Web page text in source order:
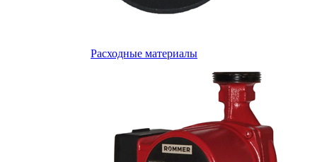
Расходные материалы